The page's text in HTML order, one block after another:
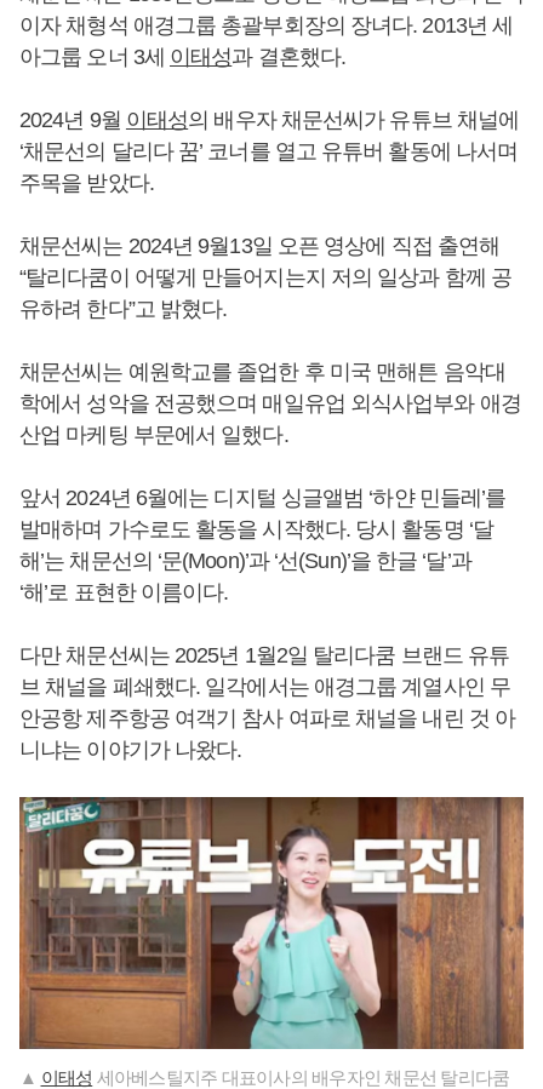
이자 채형석 애경그룹 총괄부회장의 장녀다. 2013년 세
아그룹 오너 3세 이태성과 결혼했다.
2024년 9월 이태성의 배우자 채문선씨가 유튜브 채널에
‘채문선의 달리다 꿈’ 코너를 열고 유튜버 활동에 나서며
주목을 받았다.
채문선씨는 2024년 9월13일 오픈 영상에 직접 출연해
“탈리다쿰이 어떻게 만들어지는지 저의 일상과 함께 공
유하려 한다”고 밝혔다.
채문선씨는 예원학교를 졸업한 후 미국 맨해튼 음악대
학에서 성악을 전공했으며 매일유업 외식사업부와 애경
산업 마케팅 부문에서 일했다.
앞서 2024년 6월에는 디지털 싱글앨범 ‘하얀 민들레’를
발매하며 가수로도 활동을 시작했다. 당시 활동명 ‘달
해’는 채문선의 ‘문(Moon)’과 ‘선(Sun)’을 한글 ‘달’과
‘해’로 표현한 이름이다.
다만 채문선씨는 2025년 1월2일 탈리다쿰 브랜드 유튜
브 채널을 폐쇄했다. 일각에서는 애경그룹 계열사인 무
안공항 제주항공 여객기 참사 여파로 채널을 내린 것 아
니냐는 이야기가 나왔다.
▲ 이태성 세아베스틸지주 대표이사의 배우자인 채문선 탈리다쿰